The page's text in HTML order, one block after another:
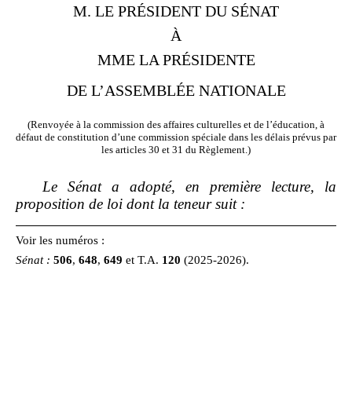
M. LE PRÉSIDENT DU SÉNAT
À
MME LA PRÉSIDENTE
DE L’ASSEMBLÉE NATIONALE
(Renvoyée à la commission des affaires culturelles et de l’éducation, à
défaut de constitution d’une commission spéciale dans les délais prévus par
les articles 30 et 31 du Règlement.)
Le Sénat a adopté, en première lecture, la
proposition de loi dont la teneur suit :
Voir les numéros :
Sénat : 506, 648, 649 et T.A. 120 (2025‑2026).